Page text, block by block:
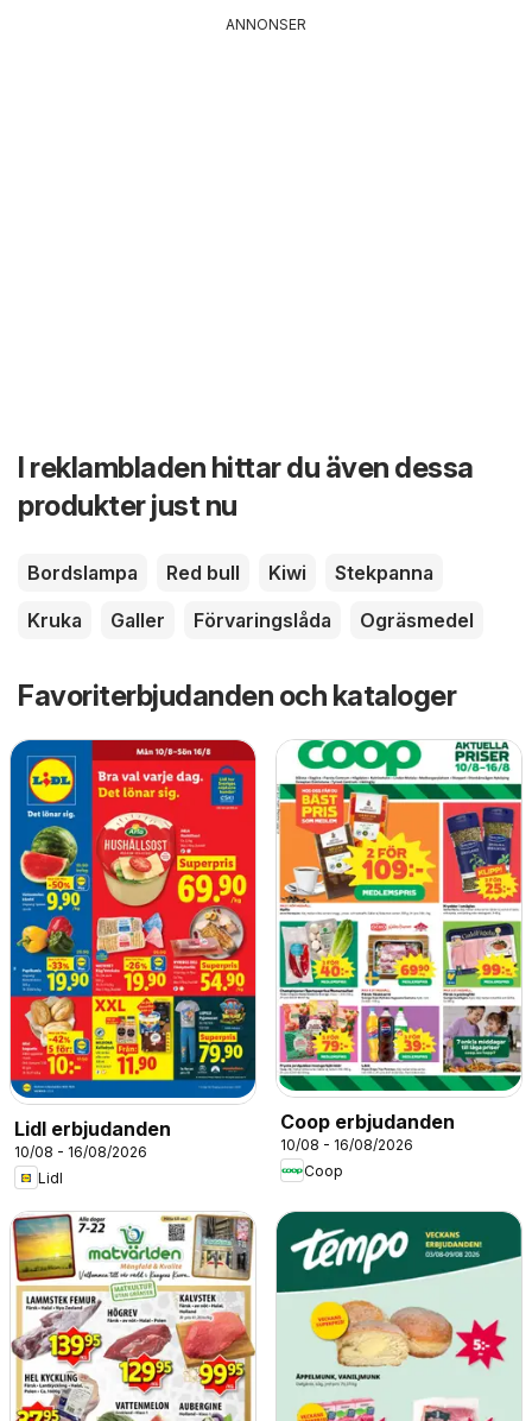
ANNONSER
I reklambladen hittar du även dessa
produkter just nu
Bordslampa Red bull Kiwi
Stekpanna
Kruka
Galler Förvaringslåda Ogräsmedel
Favoriterbjudanden och kataloger
Lidl erbjudanden
10/08 - 16/08/2026
Lidl
Coop erbjudanden
10/08 - 16/08/2026
Coop